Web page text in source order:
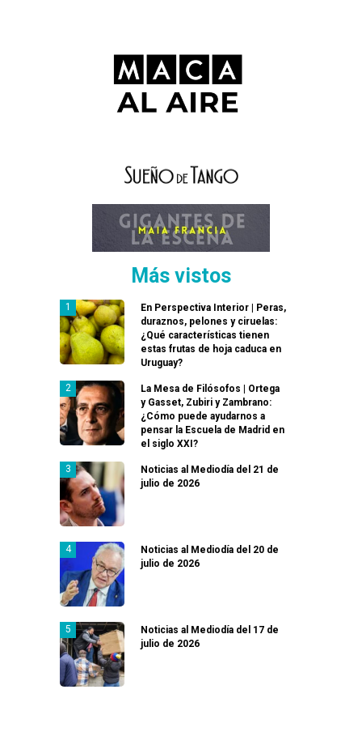
Más vistos
En Perspectiva Interior | Peras,
duraznos, pelones y ciruelas:
¿Qué características tienen
estas frutas de hoja caduca en
Uruguay?
La Mesa de Filósofos | Ortega
y Gasset, Zubiri y Zambrano:
¿Cómo puede ayudarnos a
pensar la Escuela de Madrid en
el siglo XXI?
Noticias al Mediodía del 21 de
julio de 2026
Noticias al Mediodía del 20 de
julio de 2026
Noticias al Mediodía del 17 de
julio de 2026